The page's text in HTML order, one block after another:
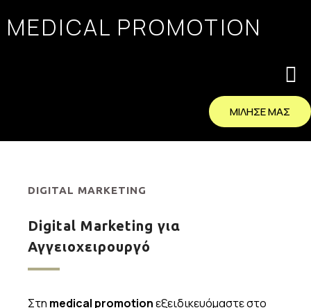
MEDICAL PROMOTION
ΜΙΛΗΣΕ ΜΑΣ
DIGITAL MARKETING
Digital Marketing για
Αγγειοχειρουργό
Στη medical promotionεξειδικευόμαστε στο